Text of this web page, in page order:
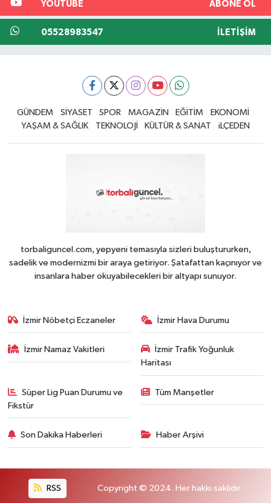
YOUTUBE ABONE OL
05528983547 İLETIŞIM
GÜNDEM SİYASET SPOR MAGAZİN EĞİTİM
EKONOMİ
YAŞAM & SAĞLIK
TEKNOLOJİ KÜLTÜR & SANAT iLÇEDEN
torbaliguncel.com, yepyeni temasıyla sizleri buluştururken,
sadelik ve modernizmi bir araya getiriyor. Şatafattan kaçınıyor ve
insanlara haber okuyabilecekleri bir altyapı sunuyor.
İzmir Nöbetçi Eczaneler İzmir Hava Durumu
İzmir Namaz Vakitleri
İzmir Trafik Yoğunluk
Haritası
Süper Lig Puan Durumu ve
Fikstür
Tüm Manşetler
Son Dakika Haberleri Haber Arşivi
RSS Copyright © 2024. Her hakkı saklıdır.